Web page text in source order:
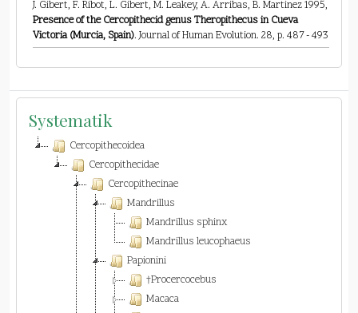
J. Gibert, F. Ribot, L. Gibert, M. Leakey, A. Arribas, B. Martinez 1995,
Presence of the Cercopithecid genus Theropithecus in Cueva
Victoria (Murcia, Spain). Journal of Human Evolution. 28, p. 487 - 493
Systematik
Cercopithecoidea
Cercopithecidae
Cercopithecinae
Mandrillus
Mandrillus sphinx
Mandrillus leucophaeus
Papionini
†Procercocebus
Macaca